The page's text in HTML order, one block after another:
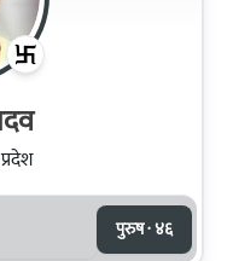
पुरुष · ४६